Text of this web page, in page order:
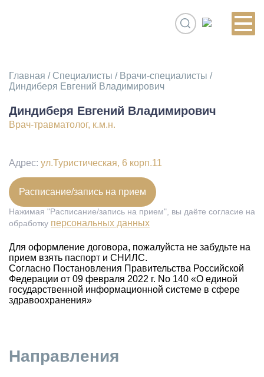
Главная / Специалисты / Врачи-специалисты /
Диндиберя Евгений Владимирович
Диндиберя Евгений Владимирович
Врач-травматолог, к.м.н.
Адрес: ул.Туристическая, 6 корп.11
Расписание/запись на прием
Нажимая "Расписание/запись на прием", вы даёте согласие на
обработку персональных данных
Для оформление договора, пожалуйста не забудьте на
прием взять паспорт и СНИЛС.
Согласно Постановления Правительства Российской
Федерации от 09 февраля 2022 г. No 140 «О единой
государственной информационной системе в сфере
здравоохранения»
Направления